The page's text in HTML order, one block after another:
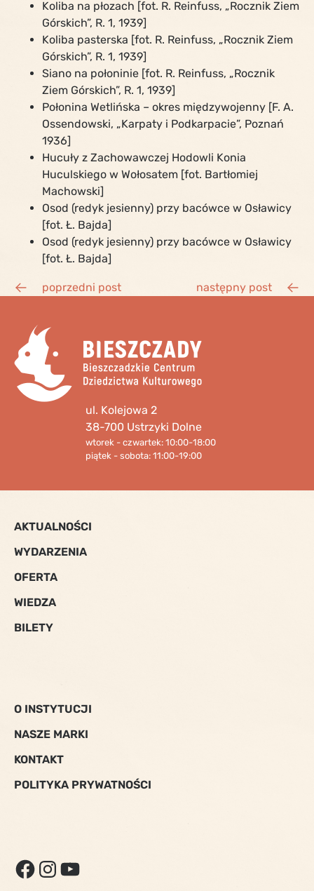
Koliba na płozach [fot. R. Reinfuss, „Rocznik Ziem
Górskich”, R. 1, 1939]
Koliba pasterska [fot. R. Reinfuss, „Rocznik Ziem
Górskich”, R. 1, 1939]
Siano na połoninie [fot. R. Reinfuss, „Rocznik
Ziem Górskich”, R. 1, 1939]
Połonina Wetlińska – okres międzywojenny [F. A.
Ossendowski, „Karpaty i Podkarpacie”, Poznań
1936]
Hucuły z Zachowawczej Hodowli Konia
Huculskiego w Wołosatem [fot. Bartłomiej
Machowski]
Osod (redyk jesienny) przy bacówce w Osławicy
[fot. Ł. Bajda]
Osod (redyk jesienny) przy bacówce w Osławicy
[fot. Ł. Bajda]
poprzedni post następny post
ul. Kolejowa 2
38-700 Ustrzyki Dolne
wtorek - czwartek: 10:00-18:00
piątek - sobota: 11:00-19:00
AKTUALNOŚCI
WYDARZENIA
OFERTA
WIEDZA
BILETY
O INSTYTUCJI
NASZE MARKI
KONTAKT
POLITYKA PRYWATNOŚCI
FACEBOOK
INSTAGRAM